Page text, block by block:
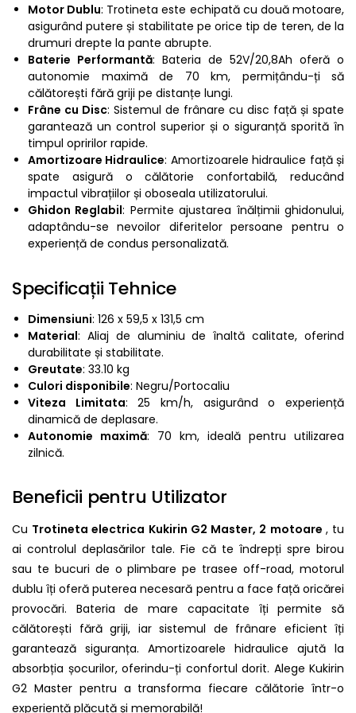
Motor Dublu: Trotineta este echipată cu două motoare,
asigurând putere și stabilitate pe orice tip de teren, de la
drumuri drepte la pante abrupte.
Baterie Performantă: Bateria de 52V/20,8Ah oferă o
autonomie maximă de 70 km, permițându-ți să
călătorești fără griji pe distanțe lungi.
Frâne cu Disc: Sistemul de frânare cu disc față și spate
garantează un control superior și o siguranță sporită în
timpul opririlor rapide.
Amortizoare Hidraulice: Amortizoarele hidraulice față și
spate asigură o călătorie confortabilă, reducând
impactul vibrațiilor și oboseala utilizatorului.
Ghidon Reglabil: Permite ajustarea înălțimii ghidonului,
adaptându-se nevoilor diferitelor persoane pentru o
experiență de condus personalizată.
Specificații Tehnice
Dimensiuni: 126 x 59,5 x 131,5 cm
Material: Aliaj de aluminiu de înaltă calitate, oferind
durabilitate și stabilitate.
Greutate: 33.10 kg
Culori disponibile: Negru/Portocaliu
Viteza Limitata: 25 km/h, asigurând o experiență
dinamică de deplasare.
Autonomie maximă: 70 km, ideală pentru utilizarea
zilnică.
Beneficii pentru Utilizator
Cu Trotineta electrica Kukirin G2 Master, 2 motoare , tu
ai controlul deplasărilor tale. Fie că te îndrepți spre birou
sau te bucuri de o plimbare pe trasee off-road, motorul
dublu îți oferă puterea necesară pentru a face față oricărei
provocări. Bateria de mare capacitate îți permite să
călătorești fără griji, iar sistemul de frânare eficient îți
garantează siguranța. Amortizoarele hidraulice ajută la
absorbția șocurilor, oferindu-ți confortul dorit. Alege Kukirin
G2 Master pentru a transforma fiecare călătorie într-o
experiență plăcută și memorabilă!